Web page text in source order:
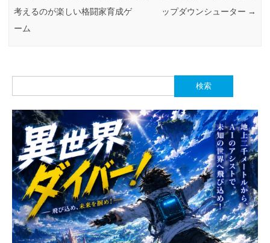
考えるのが楽しい格闘家育成ゲ
ーム
ップダウンシューター →
索: